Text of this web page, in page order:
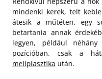
mindenki kerek, telt
átesik a műtéten, egy
betartania annak
legyen, például
pozícióban, csak a
mellplasztika után.